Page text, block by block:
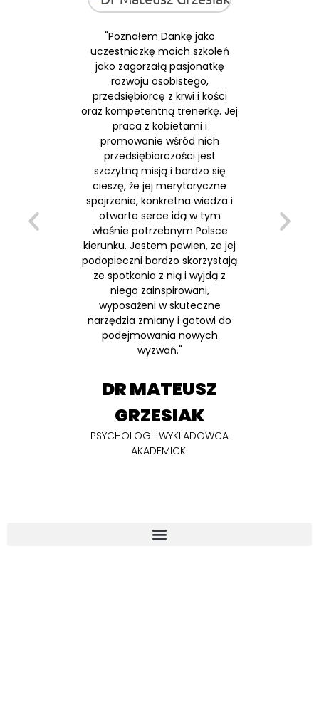
"Poznałem Dankę jako
uczestniczkę moich szkoleń
jako zagorzałą pasjonatkę
rozwoju osobistego,
przedsiębiorcę z krwi i kości
oraz kompetentną trenerkę. Jej
praca z kobietami i
promowanie wśród nich
przedsiębiorczości jest
szczytną misją i bardzo się
cieszę, że jej merytoryczne
spojrzenie, konkretna wiedza i
otwarte serce idą w tym
właśnie potrzebnym Polsce
kierunku. Jestem pewien, ze jej
podopieczni bardzo skorzystają
ze spotkania z nią i wyjdą z
niego zainspirowani,
wyposażeni w skuteczne
narzędzia zmiany i gotowi do
podejmowania nowych
wyzwań."
DR MATEUSZ
GRZESIAK
PSYCHOLOG I WYKLADOWCA
AKADEMICKI